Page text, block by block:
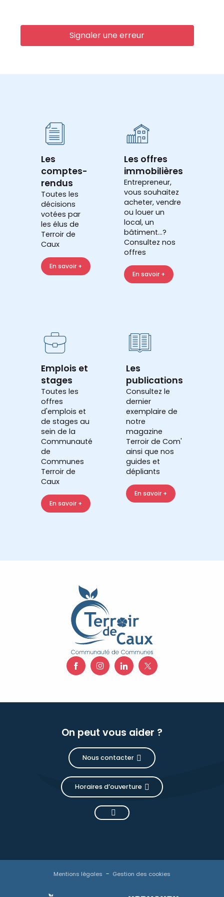
Signaler une erreur
Les
comptes-
rendus
Toutes les
décisions
votées par
les élus de
Terroir de
Caux
En savoir +
Les offres
immobilières
Entrepreneur,
vous souhaitez
acheter, vendre
ou louer un
local, un
bâtiment...?
Consultez nos
offres
En savoir +
Emplois et
stages
Toutes les
offres
d'emplois et
de stages au
sein de la
Communauté
de
Communes
Terroir de
Caux
En savoir +
Les
publications
Consultez le
dernier
exemplaire de
notre
magazine
Terroir de Com'
ainsi que nos
guides et
dépliants
En savoir +
On peut vous aider ?
Nous contacter
Horaires d’ouverture
Mentions légales Gestion des cookies